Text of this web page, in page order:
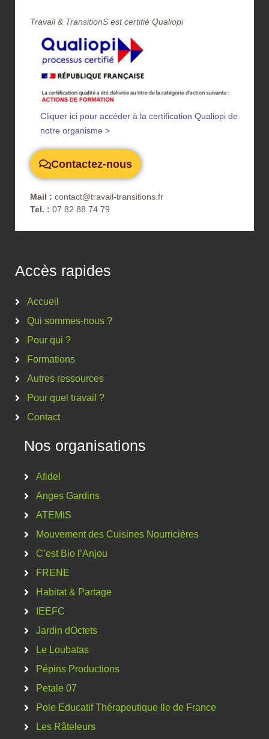
Travail & TransitionS est certifié Qualiopi​
Cliquer ici pour accéder à la certification Qualiopi de
notre organisme >
Contactez-nous
Mail : contact@travail-transitions.fr
Tel. : 07 82 88 74 79
Accès rapides
Accueil
Qui sommes-nous ?
Pour qui ?
Formations
Autres ressources
Pour quel travail ?
Contact
Nos organisations
Afidel
Anges Gardins
ATEMIS
Mouvement des Cuisines Nourricières
C’est Bio l’Anjou
FRENE
Habitat & Partage
IEEFC
Jardin dOctets
Le Loubatas
Pépins Productions
Petale 07
Pole Educatif Thérapeutique Ile de France
Les Râteleurs